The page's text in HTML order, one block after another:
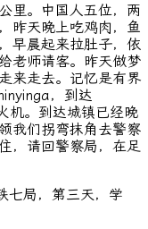
里。中国人五位，两
昨天晚上吃鸡肉，鱼
早晨起来拉肚子，依
老师请客。昨天做梦
来走去。记忆是有界
，到达
机。到达城镇已经晚
我们拐弯抹角去警察
，请回警察局，在足
七局，第三天，学